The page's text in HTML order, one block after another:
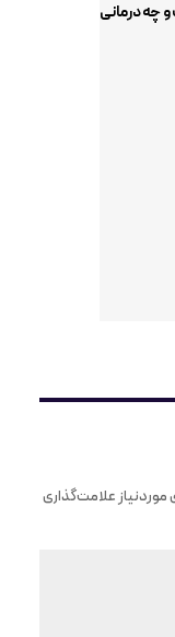
چه درمانی
علامت‌گذاری